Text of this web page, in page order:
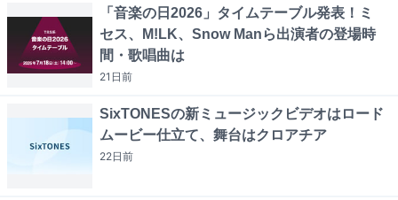
「音楽の日2026」タイムテーブル発表！ミ
セス、M!LK、Snow Manら出演者の登場時
間・歌唱曲は
21日前
SixTONESの新ミュージックビデオはロード
ムービー仕立て、舞台はクロアチア
22日前